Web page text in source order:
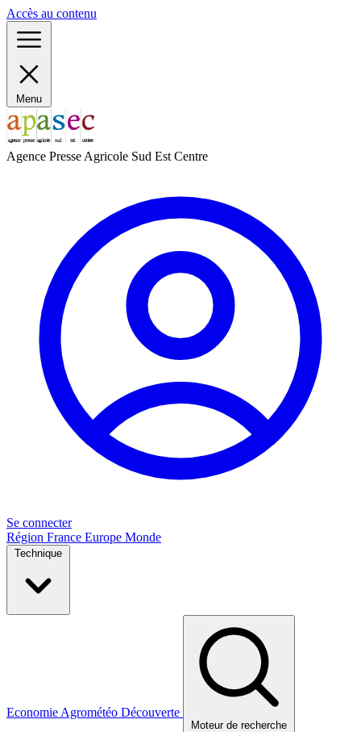
Accès au contenu
Menu
Agence Presse Agricole Sud Est Centre
Se connecter
Région France Europe Monde
Technique
Economie Agrométéo Découverte
Moteur de recherche
Panneau de gestion des cookies